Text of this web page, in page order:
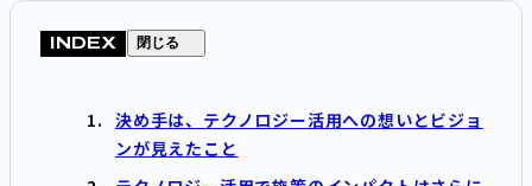
INDEX 閉じる
決め手は、テクノロジー活用への想いとビジョ
ンが見えたこと